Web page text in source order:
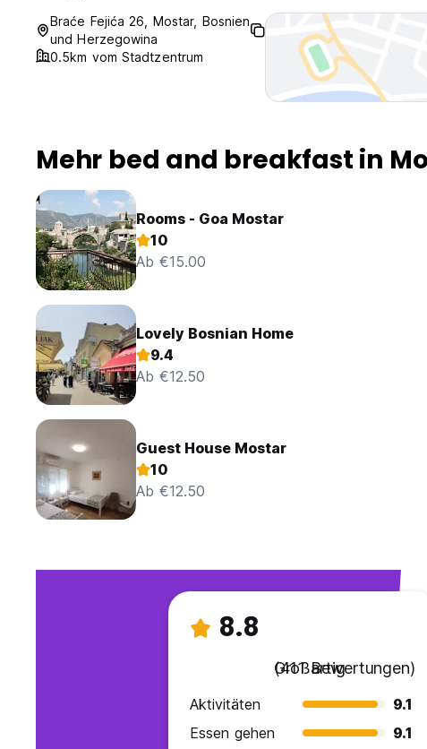
Braće Fejića 26, Mostar, Bosnien
und Herzegowina
0.5km vom Stadtzentrum
Mehr bed and breakfast in
Rooms - Goa Mostar
10
Ab €15.00
Lovely Bosnian Home
9.4
Ab €12.50
Guest House Mostar
10
Ab €12.50
8.8
Großartig
(411 Bewertungen)
Aktivitäten
9.1
Essen gehen
9.1